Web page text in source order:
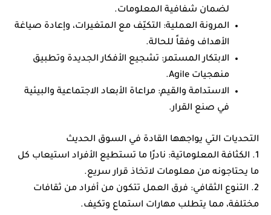
لضمان شفافية المعلومات.
المرونة العملية: التكيّف مع المتغيرات، وإعادة صياغة
الأهداف وفقاً للحالة.
الابتكار المستمر: تشجيع الأفكار الجديدة وتطبيق
منهجيات Agile.
الاستدامة والقيم: مراعاة الأبعاد الاجتماعية والبيئية
في صنع القرار.
التحديات التي يواجهها القادة في السوق الحديث
1. الكثافة المعلوماتية: نادرًا ما تستطيع الأفراد استيعاب كل
ما يحتاجونه من معلومات لاتخاذ قرار سريع.
2. التنوع الثقافي: فرق العمل تتكون من أفراد من ثقافات
مختلفة، مما يتطلب مهارات استماع وتكيف.